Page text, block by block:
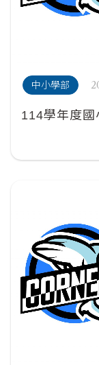
中小學部
114學年度國